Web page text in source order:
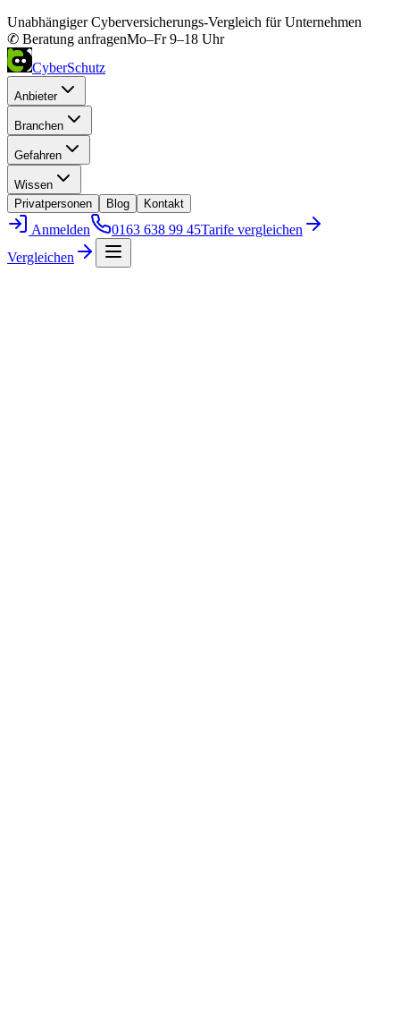
Unabhängiger Cyberversicherungs-Vergleich für Unternehmen
✆ Beratung anfragenMo–Fr 9–18 Uhr
CyberSchutz
Anbieter
Branchen
Gefahren
Wissen
Privatpersonen
Blog Kontakt
Anmelden 0163 638 99 45Tarife vergleichen
Vergleichen